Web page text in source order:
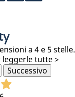
a 4 e 5 stelle.
leggerle tutte >
Successivo